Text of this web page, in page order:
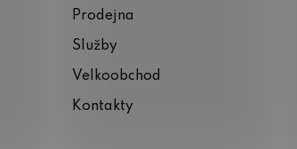
Prodejna
Služby
Velkoobchod
Kontakty